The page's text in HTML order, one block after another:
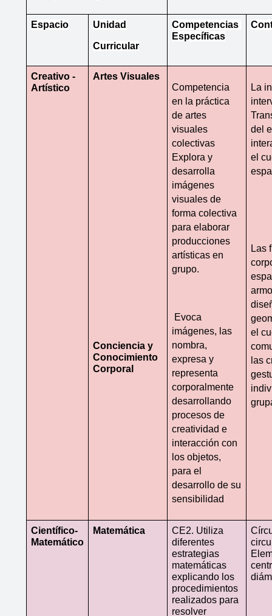
Espacio Unidad
Curricular
Competencias
Específicas
Creativo -
Artístico
Artes Visuales
Conciencia y
Conocimiento
Corporal
Competencia
en la práctica
de artes
visuales
colectivas
Explora y
desarrolla
imágenes
visuales de
forma colectiva
para elaborar
producciones
artísticas en
grupo.
Evoca
imágenes, las
nombra,
expresa y
representa
corporalmente
desarrollando
procesos de
creatividad e
interacción con
los objetos,
para el
desarrollo de su
sensibilidad
La
del
el
Las
el
las
Científico-
Matemático
Matemática
CE2. Utiliza
diferentes
estrategias
matemáticas
explicando los
procedimientos
realizados para
resolver